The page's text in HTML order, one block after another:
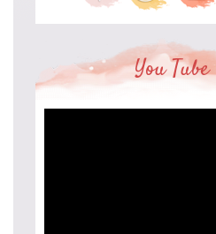
You Tube